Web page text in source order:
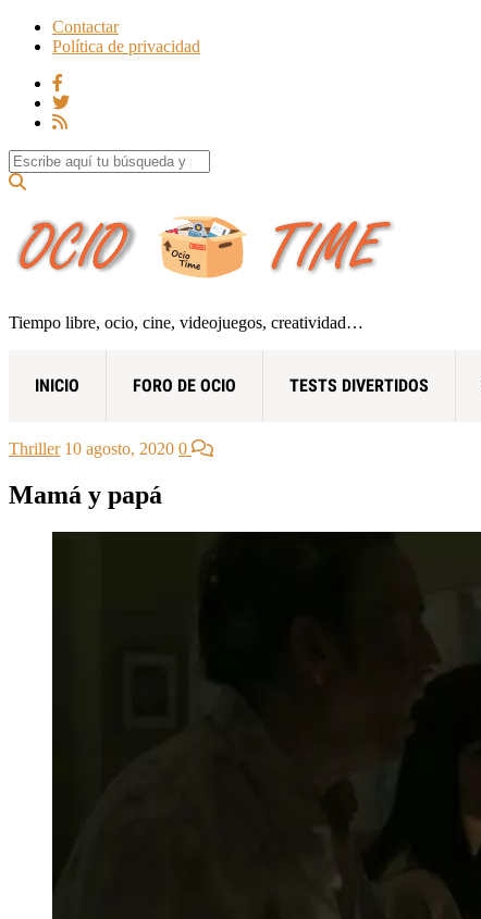
Contactar
Política de privacidad
Search for:
Tiempo libre, ocio, cine, videojuegos, creatividad…
INICIO FORO DE OCIO TESTS DIVERTIDOS
Thriller 10 agosto, 2020 0
Mamá y papá